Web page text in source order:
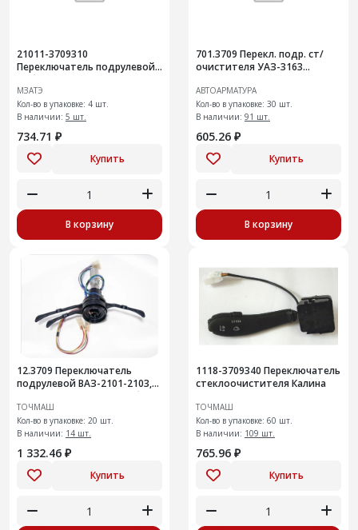
21011-3709310
Переключатель подрулевой
в сборе аналог 124.3709 (3-х
позиционный)
МЗАТЭ
Кол-во в упаковке: 4 шт.
В наличии: 5 шт.
734.71 ₽
Купить
В корзину
701.3709 Перекл. подр. ст/
очистителя УАЗ-3163
АВТОАРМАТУРА
Кол-во в упаковке: 30 шт.
В наличии: 91 шт.
605.26 ₽
Купить
В корзину
12.3709 Переключатель
подрулевой ВАЗ-2101-2103,
2106 3х-рычажный с трубой
(945)
ТОЧМАШ
Кол-во в упаковке: 20 шт.
В наличии: 14 шт.
1 332.46 ₽
Купить
1118-3709340 Переключатель
стеклоочистителя Калина
ТОЧМАШ
Кол-во в упаковке: 60 шт.
В наличии: 109 шт.
765.96 ₽
Купить